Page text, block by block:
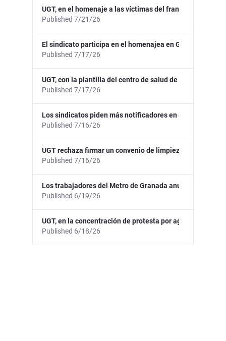
UGT, en el homenaje a las víctimas del franquismo en
Published 7/21/26
El sindicato participa en el homenajea en Guadix a
Published 7/17/26
UGT, con la plantilla del centro de salud de Santa Fe,
Published 7/17/26
Los sindicatos piden más notificadores en el
Published 7/16/26
UGT rechaza firmar un convenio de limpieza en
Published 7/16/26
Los trabajadores del Metro de Granada anuncian nuevos
Published 6/19/26
UGT, en la concentración de protesta por agresiones a
Published 6/18/26